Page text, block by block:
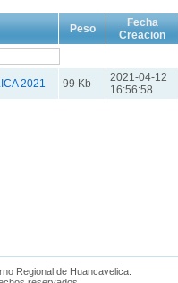
Peso
Fecha
Creacion
2021 99 Kb
2021-04-12
16:56:58
Regional de Huancavelica.